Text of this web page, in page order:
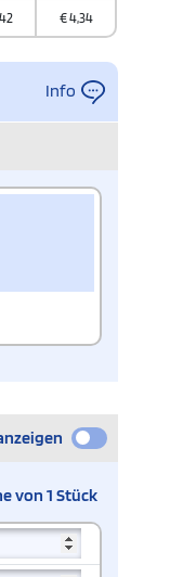
€4,34
Info
von 1 Stück